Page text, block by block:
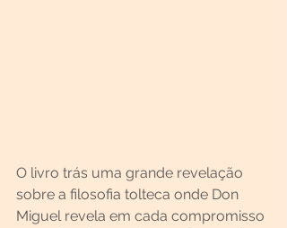
O livro trás uma grande revelação
sobre a filosofia tolteca onde Don
Miguel revela em cada compromisso